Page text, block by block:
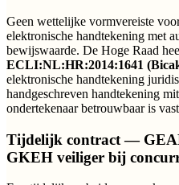
Geen wettelijke vormvereiste
elektronische handtekening met
bewijswaarde. De Hoge Raad
ECLI:NL:HR:2014:1641
elektronische handtekening
handgeschreven handtekening
ondertekenaar betrouwbaar is
Tijdelijk contract —
GKEH veiliger bij